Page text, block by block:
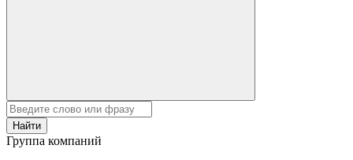
Найти
Группа компаний